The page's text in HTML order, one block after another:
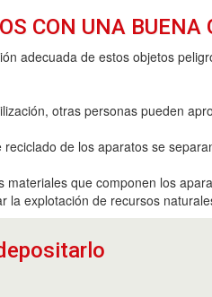
CON UNA BUENA
adecuada de estos objetos
otras personas pueden
reciclado de los aparatos se
materiales que componen los
la explotación de recursos